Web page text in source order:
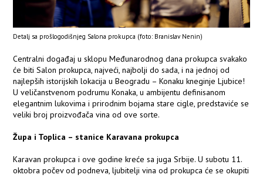
Detalj sa prošlogodišnjeg Salona prokupca (foto: Branislav Nenin)
Centralni događaj u sklopu Međunarodnog dana prokupca svakako
će biti Salon prokupca, najveći, najbolji do sada, i na jednoj od
najlepših istorijskih lokacija u Beogradu – Konaku kneginje Ljubice!
U veličanstvenom podrumu Konaka, u ambijentu definisanom
elegantnim lukovima i prirodnim bojama stare cigle, predstaviće se
veliki broj proizvođača vina od ove sorte.
Župa i Toplica – stanice Karavana prokupca
Karavan prokupca i ove godine kreće sa juga Srbije. U subotu 11.
oktobra počev od podneva, ljubitelji vina od prokupca će se okupiti